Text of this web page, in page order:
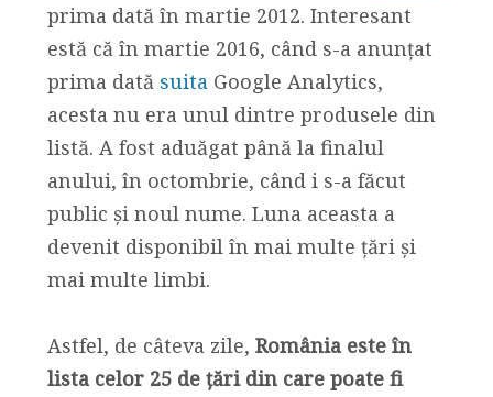
prima dată în martie 2012. Interesant
estă că în martie 2016, când s-a anunțat
prima dată suita Google Analytics,
acesta nu era unul dintre produsele din
listă. A fost aduăgat până la finalul
anului, în octombrie, când i s-a făcut
public și noul nume. Luna aceasta a
devenit disponibil în mai multe țări și
mai multe limbi.
Astfel, de câteva zile, România este în
lista celor 25 de țări din care poate fi